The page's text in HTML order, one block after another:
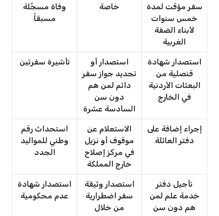
سفر مؤقت لمدة
خمس سنوات
لأبناء الضفة
الغربية
خاصة
وفاة مسجَّلة
مسبقاً
استصدار شهادة
قنصلية من
البعثات الأردنية
في الخارج
استصدار أو
تجديد جواز سفر
دائم لمن هم
دون سن
السادسة عشرة
تأشيرة سفرتين
إجراء إضافة على
دفتر العائلة
الاستعلام عن
موقوف أو نزيل
في مركز إصلاح
خارج المملكة
استحداث رقم
وطني للمواليد
الجدد
تأجيل دفتر
خدمة علم لمن
هم دون سن
استصدار وثيقة
سفر اضطرارية
من خلال
استصدار شهادة
عدم محكومية